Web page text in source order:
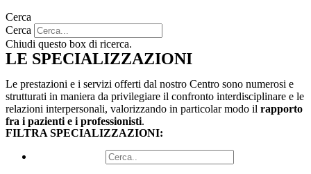
Cerca
Cerca
Chiudi questo box di ricerca.
LE SPECIALIZZAZIONI
Le prestazioni e i servizi offerti dal nostro Centro sono numerosi e
strutturati in maniera da privilegiare il confronto interdisciplinare e le
relazioni interpersonali, valorizzando in particolar modo il rapporto
fra i pazienti e i professionisti.
FILTRA SPECIALIZZAZIONI: